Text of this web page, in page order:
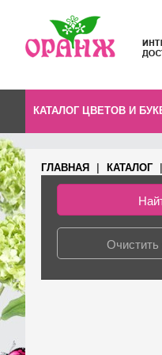
КАТАЛОГ ЦВЕТОВ И
ГЛАВНАЯ КАТАЛОГ